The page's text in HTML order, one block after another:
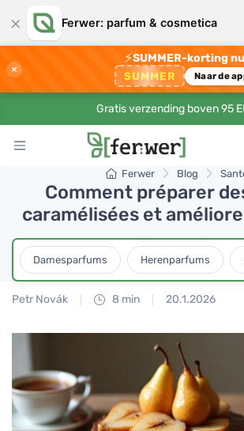
× Ferwer: parfum & cosmetica
×
⚡SUMMER-korting
SUMMER Naar de
Gratis verzending boven 95
Ferwer Blog
Comment préparer
caramélisées et
Damesparfums Herenparfums
Petr Novák 8 min 20.1.2026